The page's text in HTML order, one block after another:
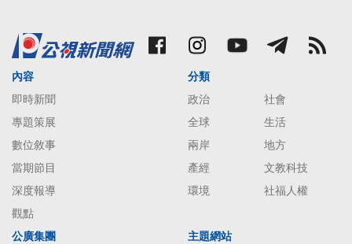
內容
即時新聞
專題策展
數位敘事
當期節目
深度報導
觀點
分類
政治
社會
全球
生活
兩岸
地方
產經
文教科技
環境
社福人權
公廣集團
主題網站